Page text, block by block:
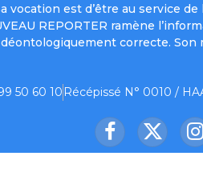
est d’être au service
REPORTER ramène
déontologiquement correcte. Son
50 60 10 Récépissé N° 0010 /
Facebook
X
(Twitter)